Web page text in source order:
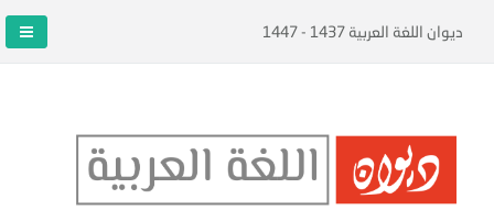
ديوان اللغة العربية 1437 - 1447